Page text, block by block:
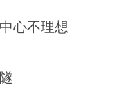
心不理想